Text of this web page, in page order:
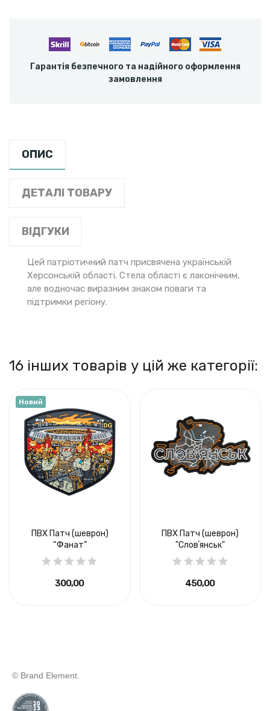
Гарантія безпечного та надійного оформлення
замовлення
ОПИС
ДЕТАЛІ ТОВАРУ
ВІДГУКИ
Цей патріотичний патч присвячена українській
Херсонській області. Стела області є лаконічним,
але водночас виразним знаком поваги та
підтримки регіону.
16 інших товарів у цій же категорії:
Новий
ПВХ Патч (шеврон)
“Фанат”
300,00 ₴
ПВХ Патч (шеврон)
"Словʼянськ"
450,00 ₴
© Brand Element.